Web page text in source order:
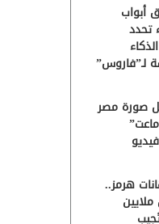
أبواب
تحدد
لـ”فاروس”
صورة مصر
هرمز..